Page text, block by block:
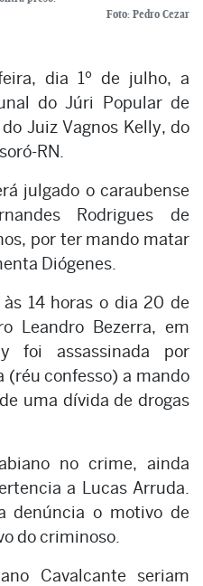
Foto: Pedro Cezar
dia 1º de julho, a
do Júri Popular de
Juiz Vagnos Kelly, do
RN.
julgado o caraubense
Rodrigues de
por ter mando matar
Diógenes.
14 horas o dia 20 de
Leandro Bezerra, em
foi assassinada por
(réu confesso) a mando
uma dívida de drogas
no crime, ainda
a Lucas Arruda.
denúncia o motivo de
do criminoso.
Cavalcante seriam